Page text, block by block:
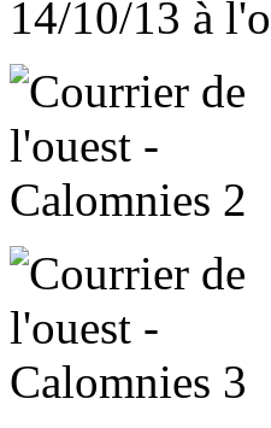
14/10/13 à